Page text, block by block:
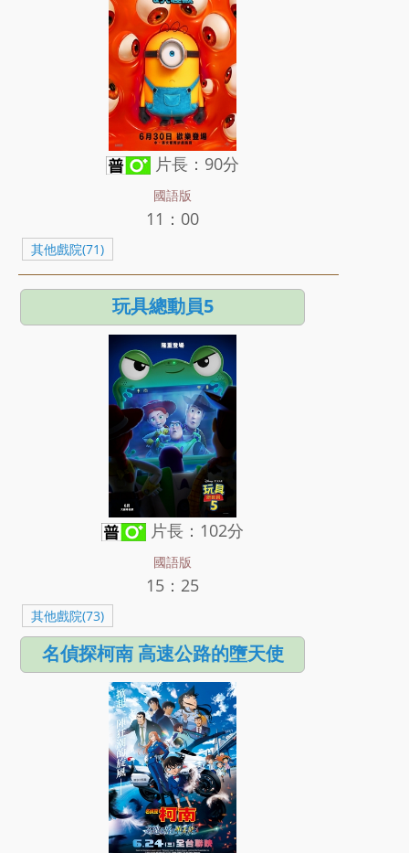
片長：90分
國語版
11：00
其他戲院(71)
玩具總動員5
片長：102分
國語版
15：25
其他戲院(73)
名偵探柯南 高速公路的墮天使